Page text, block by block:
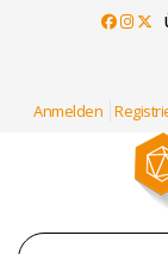
Anmelden